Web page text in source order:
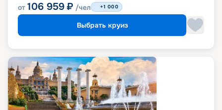
от 106 959 ₽ /чел +1 000
Выбрать круиз